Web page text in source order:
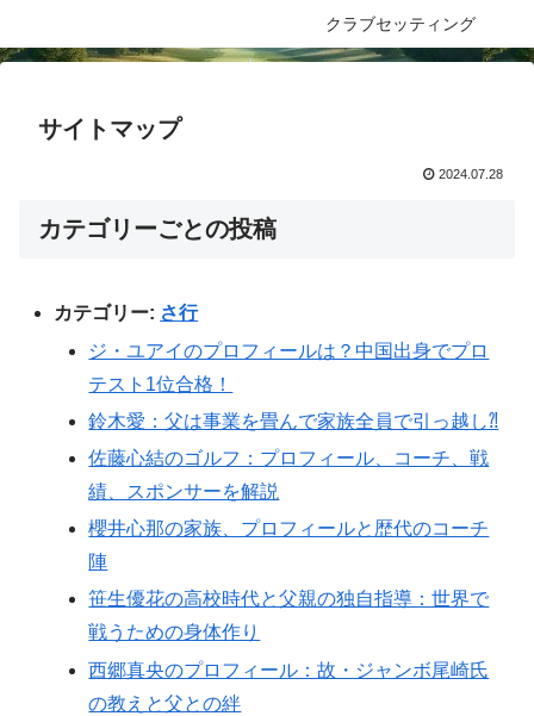
クラブセッティング
サイトマップ
2024.07.28
カテゴリーごとの投稿
カテゴリー: さ行
ジ・ユアイのプロフィールは？中国出身でプロ
テスト1位合格！
鈴木愛：父は事業を畳んで家族全員で引っ越し⁈
佐藤心結のゴルフ：プロフィール、コーチ、戦
績、スポンサーを解説
櫻井心那の家族、プロフィールと歴代のコーチ
陣
笹生優花の高校時代と父親の独自指導：世界で
戦うための身体作り
西郷真央のプロフィール：故・ジャンボ尾崎氏
の教えと父との絆